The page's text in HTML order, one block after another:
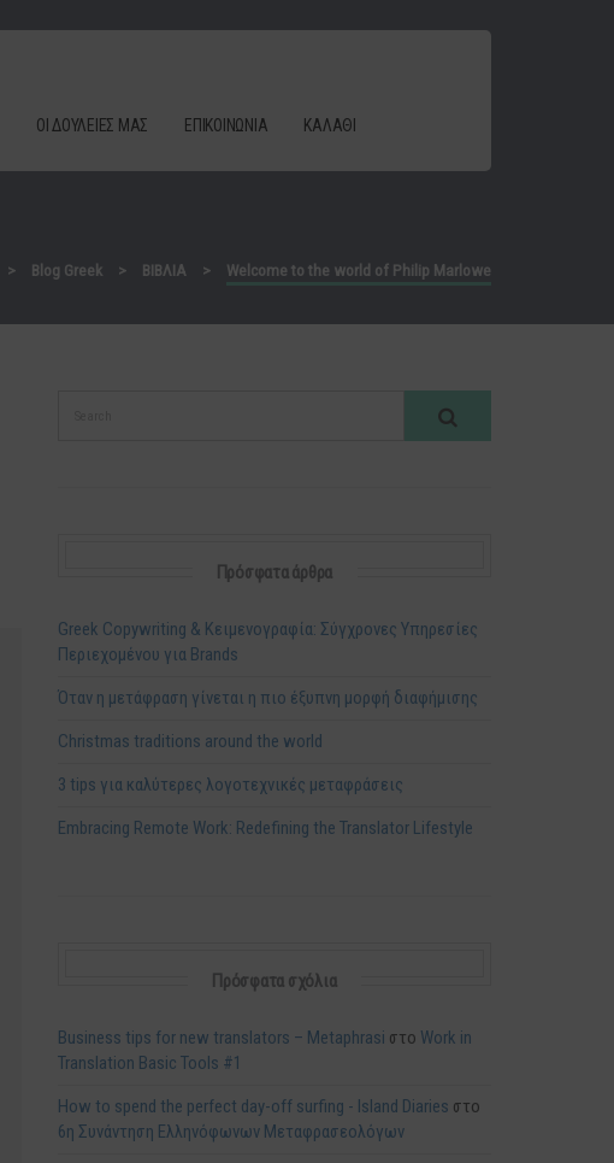
ΟΙ ΔΟΥΛΕΙΕΣ ΜΑΣ ΕΠΙΚΟΙΝΩΝΙΑ ΚΑΛΑΘΙ
> Blog Greek > ΒΙΒΛΙΑ > Welcome to the world of Philip Marlowe
Πρόσφατα άρθρα
Greek Copywriting & Κειμενογραφία: Σύγχρονες Υπηρεσίες
Περιεχομένου για Brands
Όταν η μετάφραση γίνεται η πιο έξυπνη μορφή διαφήμισης
Christmas traditions around the world
3 tips για καλύτερες λογοτεχνικές μεταφράσεις
Embracing Remote Work: Redefining the Translator Lifestyle
Πρόσφατα σχόλια
Business tips for new translators – Metaphrasi στο Work in
Translation Basic Tools #1
How to spend the perfect day-off surfing - Island Diaries στο
6η Συνάντηση Ελληνόφωνων Μεταφρασεολόγων